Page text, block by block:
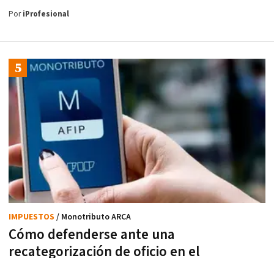
PoriProfesional
Cómo defenderse ante una
recategorización de oficio en el
IMPUESTOS / Monotributo ARCA